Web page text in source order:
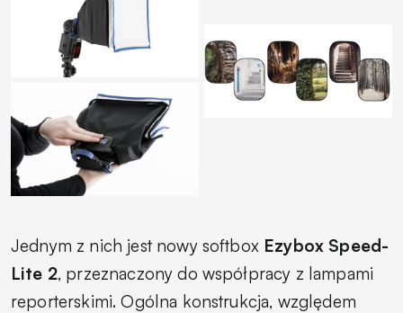
Jednym z nich jest nowy softbox Ezybox Speed-
Lite 2, przeznaczony do współpracy z lampami
reporterskimi. Ogólna konstrukcja, względem